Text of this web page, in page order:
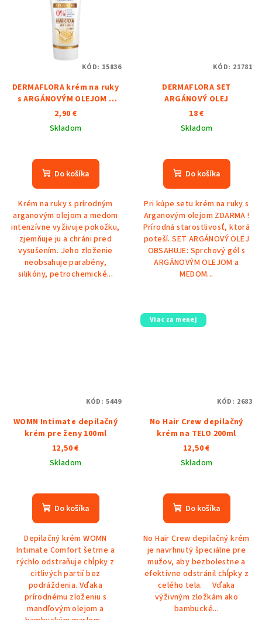
DERMAFLORA krém na ruky
s ARGÁNOVÝM OLEJOM a
MEDOM
2,90 €
Skladom
Do košíka
Krém na ruky s prírodným
arganovým olejom a medom
intenzívne vyživuje pokožku,
zjemňuje ju a chráni pred
vysušením. Jeho zloženie
neobsahuje parabény,
silikóny, petrochemické...
KÓD: 15836
DERMAFLORA SET
ARGÁNOVÝ OLEJ
18 €
Skladom
Do košíka
Pri kúpe setu krém na ruky s
Arganovým olejom ZDARMA !
Prírodná starostlivosť, ktorá
poteší. SET ARGÁNOVÝ OLEJ
OBSAHUJE: Sprchový gél s
ARGÁNOVÝM OLEJOM a
MEDOM...
KÓD: 21781
WOMN Intimate depilačný
krém pre ženy 100ml
12,50 €
Skladom
hodnotenie
produktu
z
5
hviezdičiek.
Do košíka
Depilačný krém WOMN
Intimate Comfort šetrne a
rýchlo odstraňuje chĺpky z
citlivých partií bez
podráždenia. Vďaka
prírodnému zloženiu s
mandľovým olejom a
KÓD: 5449
Viac za menej
No Hair Crew depilačný
krém na TELO 200ml
12,50 €
Skladom
hodnotenie
produktu
z
5
hviezdičiek.
Do košíka
No Hair Crew depilačný krém
je navrhnutý špeciálne pre
mužov, aby bezbolestne a
efektívne odstránil chĺpky z
celého tela. Vďaka
výživným zložkám ako
bambucké...
KÓD: 2683